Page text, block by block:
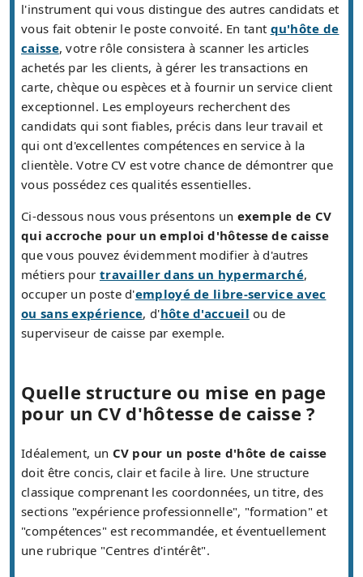
l'instrument qui vous distingue des autres candidats et
vous fait obtenir le poste convoité. En tant qu'hôte de
caisse, votre rôle consistera à scanner les articles
achetés par les clients, à gérer les transactions en
carte, chèque ou espèces et à fournir un service client
exceptionnel. Les employeurs recherchent des
candidats qui sont fiables, précis dans leur travail et
qui ont d'excellentes compétences en service à la
clientèle. Votre CV est votre chance de démontrer que
vous possédez ces qualités essentielles.
Ci-dessous nous vous présentons un exemple de CV
qui accroche pour un emploi d'hôtesse de caisse
que vous pouvez évidemment modifier à d'autres
métiers pour travailler dans un hypermarché,
occuper un poste d'employé de libre-service avec
ou sans expérience, d'hôte d'accueil ou de
superviseur de caisse par exemple.
Quelle structure ou mise en page
pour un CV d'hôtesse de caisse ?
Idéalement, un CV pour un poste d'hôte de caisse
doit être concis, clair et facile à lire. Une structure
classique comprenant les coordonnées, un titre, des
sections "expérience professionnelle", "formation" et
"compétences" est recommandée, et éventuellement
une rubrique "Centres d'intérêt".